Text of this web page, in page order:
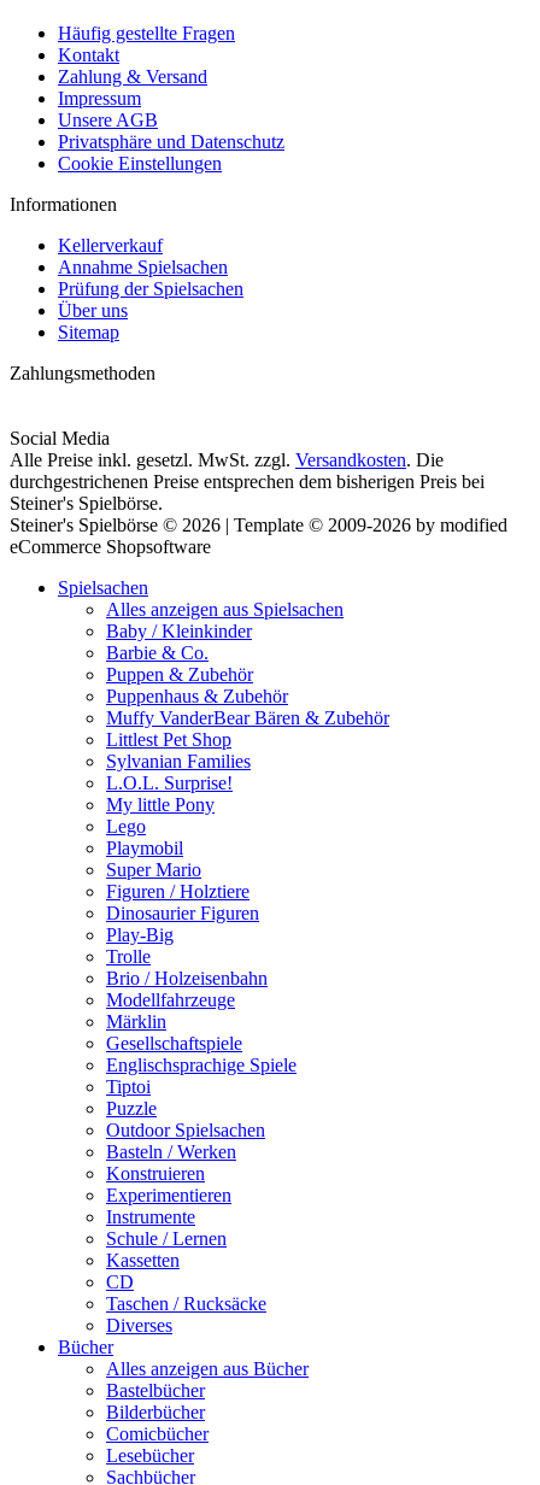
Häufig gestellte Fragen
Kontakt
Zahlung & Versand
Impressum
Unsere AGB
Privatsphäre und Datenschutz
Cookie Einstellungen
Informationen
Kellerverkauf
Annahme Spielsachen
Prüfung der Spielsachen
Über uns
Sitemap
Zahlungsmethoden
Social Media
Alle Preise inkl. gesetzl. MwSt. zzgl. Versandkosten. Die
durchgestrichenen Preise entsprechen dem bisherigen Preis bei
Steiner's Spielbörse.
Steiner's Spielbörse © 2026 | Template © 2009-2026 by modified
eCommerce Shopsoftware
Spielsachen
Alles anzeigen aus Spielsachen
Baby / Kleinkinder
Barbie & Co.
Puppen & Zubehör
Puppenhaus & Zubehör
Muffy VanderBear Bären & Zubehör
Littlest Pet Shop
Sylvanian Families
L.O.L. Surprise!
My little Pony
Lego
Playmobil
Super Mario
Figuren / Holztiere
Dinosaurier Figuren
Play-Big
Trolle
Brio / Holzeisenbahn
Modellfahrzeuge
Märklin
Gesellschaftspiele
Englischsprachige Spiele
Tiptoi
Puzzle
Outdoor Spielsachen
Basteln / Werken
Konstruieren
Experimentieren
Instrumente
Schule / Lernen
Kassetten
CD
Taschen / Rucksäcke
Diverses
Bücher
Alles anzeigen aus Bücher
Bastelbücher
Bilderbücher
Comicbücher
Lesebücher
Sachbücher